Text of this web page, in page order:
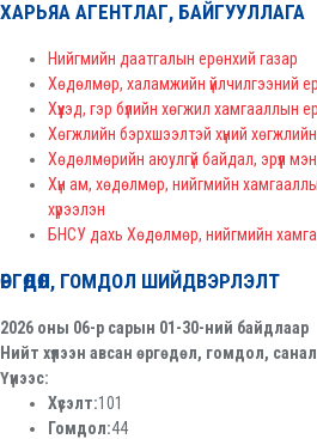
ХАРЬЯА АГЕНТЛАГ, БАЙГУУЛЛАГА
Нийгмийн даатгалын ерөнхий газар
Хөдөлмөр, халамжийн үйлчилгээний
Хүүхэд, гэр бүлийн хөгжил хамгааллын
Хөгжлийн бэрхшээлтэй хүний
Хөдөлмөрийн аюулгүй байдал, эрүүл
Хүн ам, хөдөлмөр, нийгмийн
хүрээлэн
БНСУ дахь Хөдөлмөр, нийгмийн
ӨРГӨДӨЛ, ГОМДОЛ ШИЙДВЭРЛЭЛТ
2026 оны 06-р сарын 01-30-ний байдлаар
Нийт хүлээн авсан өргөдөл, гомдол, санал
Үүнээс:
Хүсэлт:101
Гомдол:44